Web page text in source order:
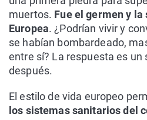
muertos. Fue el germen y
Europea. ¿Podrían vivir y
se habían bombardeado,
entre sí? La respuesta es un
después.
El estilo de vida europeo
los sistemas sanitarios del